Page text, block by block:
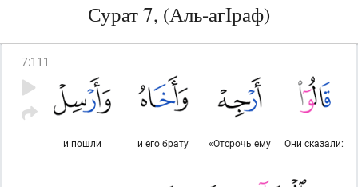
Сурат 7, (Аль-агIраф)
7:111
Они сказали:
«Отсрочь ему
и его брату
и пошли